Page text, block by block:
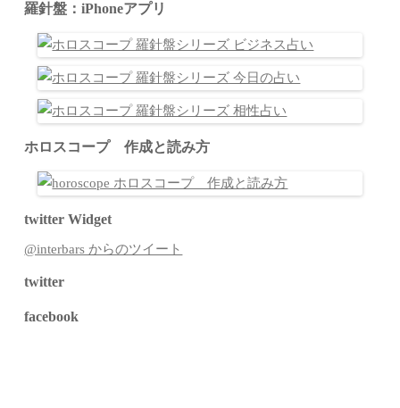
羅針盤：iPhoneアプリ
ホロスコープ 作成と読み方
twitter Widget
@interbars からのツイート
twitter
facebook